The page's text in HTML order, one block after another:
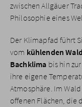
zwischen Allgäuer
Philosophie eines
Der Klimapfad führt
vom kühlenden
Bachklima bis hin zur
ihre eigene
Atmosphäre. Im
offenen Flächen, die